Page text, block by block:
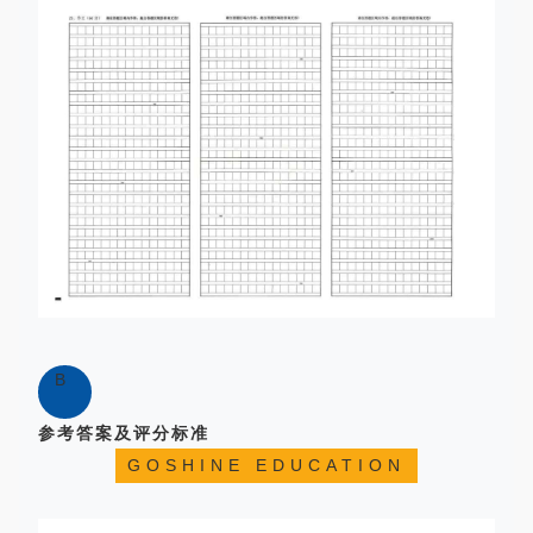
B
参考答案及评分标准
GOSHINE EDUCATION